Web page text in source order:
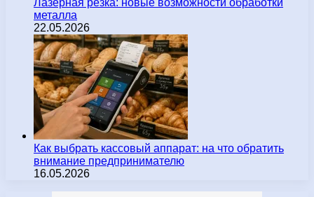
Лазерная резка: новые возможности обработки
металла
22.05.2026
Как выбрать кассовый аппарат: на что обратить
внимание предпринимателю
16.05.2026